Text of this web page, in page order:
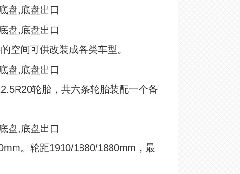
空间可供改装成各类车型。
轮胎，共六条轮胎装配一个备
。轮距1910/1880/1880mm，最